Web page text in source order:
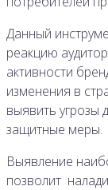
Данный
реакцию
активности
изменения в
выявить угрозы
защитные меры.
Выявление
позволит